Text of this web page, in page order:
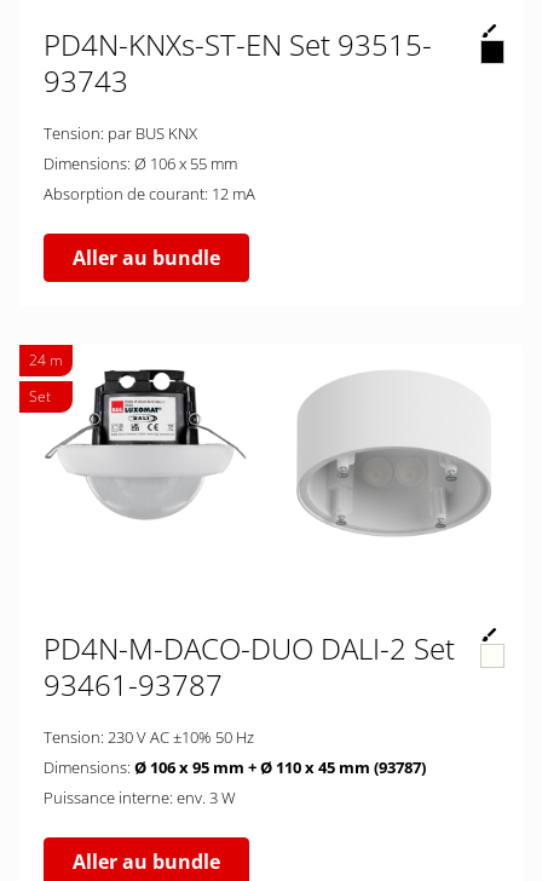
PD4N-KNXs-ST-EN Set 93515-
93743
Tension: par BUS KNX
Dimensions: Ø 106 x 55 mm
Absorption de courant: 12 mA
Aller au bundle
24 m
Set
PD4N-M-DACO-DUO DALI-2 Set
93461-93787
Tension: 230 V AC ±10% 50 Hz
Dimensions: Ø 106 x 95 mm + Ø 110 x 45 mm (93787)
Puissance interne: env. 3 W
Aller au bundle